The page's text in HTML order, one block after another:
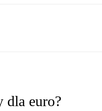
dla euro?